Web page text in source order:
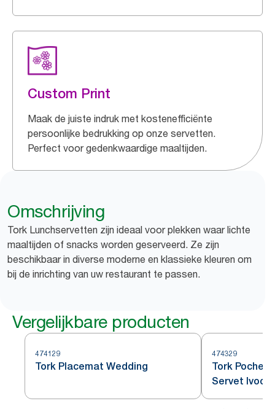
Custom Print
Maak de juiste indruk met kostenefficiënte
persoonlijke bedrukking op onze servetten.
Perfect voor gedenkwaardige maaltijden.
Omschrijving
Tork Lunchservetten zijn ideaal voor plekken waar lichte
maaltijden of snacks worden geserveerd. Ze zijn
beschikbaar in diverse moderne en klassieke kleuren om
bij de inrichting van uw restaurant te passen.
Vergelijkbare producten
474129
Tork Placemat Wedding
474329
Tork
Servet Ivoor